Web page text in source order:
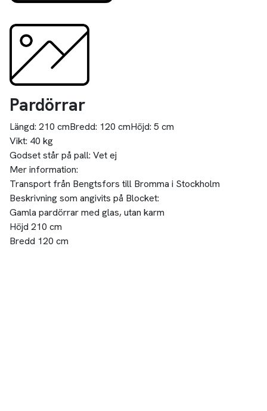
Pardörrar
Längd: 210 cmBredd: 120 cmHöjd: 5 cm
Vikt: 40 kg
Godset står på pall: Vet ej
Mer information:
Transport från Bengtsfors till Bromma i Stockholm
Beskrivning som angivits på Blocket:
Gamla pardörrar med glas, utan karm
Höjd 210 cm
Bredd 120 cm